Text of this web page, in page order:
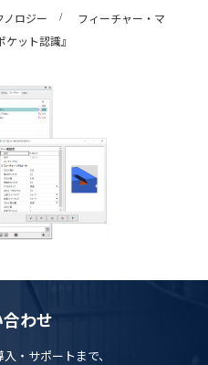
ノロジー
フィーチャー・マ
ケット認識』
わせ
・サポートまで、